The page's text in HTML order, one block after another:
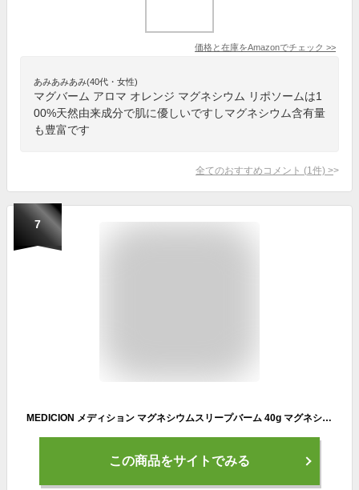
価格と在庫をAmazonでチェック >>
あみあみあみ(40代・女性)
マグバーム アロマ オレンジ マグネシウム リポソームは1
00%天然由来成分で肌に優しいですしマグネシウム含有量
も豊富です
全てのおすすめコメント (1 件) >
7
MEDICION メディション マグネシウムスリープバーム 40g マグネシウムクリーム 夜用 美肌 塗るマグネシウム マッサージ ミネラル リラックス
この商品をサイトでみる